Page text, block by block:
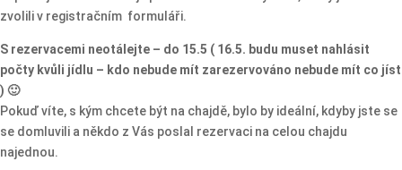
zvolili v registračním formuláři.
S rezervacemi neotálejte – do 15.5 ( 16.5. budu muset nahlásit
počty kvůli jídlu – kdo nebude mít zarezervováno nebude mít co jíst
) 🙂
Pokuď víte, s kým chcete být na chajdě, bylo by ideální, kdyby jste se
se domluvili a někdo z Vás poslal rezervaci na celou chajdu
najednou.